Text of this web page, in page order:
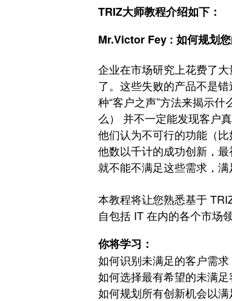
TRIZ大师教程介绍如下：
Mr.Victor Fey : 如何规划
企业在市场研究上花费了
了。这些失败的产品不是错
种“客户之声”方法来揭示什
么） 并不一定能发现客户
他们认为不可行的功能（
他数以千计的成功创新，最
就不能不满足这些需求， 满
本教程将让您熟悉基于
自包括 IT 在内的各个市场
你将学习：
如何识别未满足的客户需
如何选择最有希望的未满
如何规划所有创新机会以